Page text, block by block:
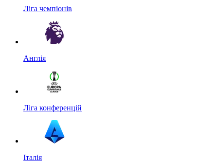
Ліга чемпіонів
Англія
Ліга конференцій
Італія